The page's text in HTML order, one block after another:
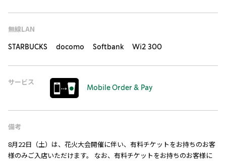
無線LAN
STARBUCKS docomo Softbank Wi2 300
サービス
Mobile Order & Pay
備考
8月22日（土）は、花火大会開催に伴い、有料チケットをお持ちのお客
様のみご入店いただけます。 なお、有料チケットをお持ちのお客様に